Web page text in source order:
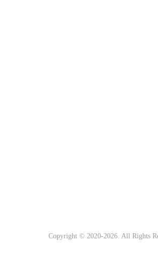
Copyright © 2020-2026. All Rights